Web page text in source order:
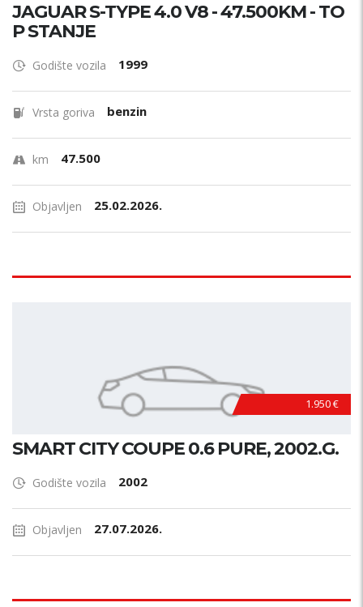
JAGUAR S-TYPE 4.0 V8 - 47.500KM - TO
P STANJE
Godište vozila 1999
Vrsta goriva benzin
km 47.500
Objavljen 25.02.2026.
1.950 €
SMART CITY COUPE 0.6 PURE, 2002.G.
Godište vozila 2002
Objavljen 27.07.2026.